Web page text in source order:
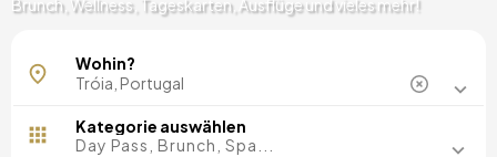
Brunch, Wellness, Tageskarten, Ausflüge und vieles mehr!
Wohin?
Kategorie auswählen
Day Pass, Brunch, Spa...